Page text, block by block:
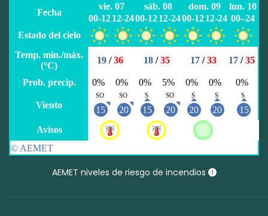
AEMET niveles de riesgo de incendios